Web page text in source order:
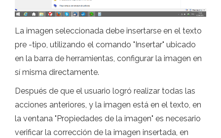
La imagen seleccionada debe insertarse en el texto
pre -tipo, utilizando el comando "Insertar" ubicado
en la barra de herramientas, configurar la imagen en
sí misma directamente.
Después de que el usuario logró realizar todas las
acciones anteriores, y la imagen está en el texto, en
la ventana "Propiedades de la imagen" es necesario
verificar la corrección de la imagen insertada, en